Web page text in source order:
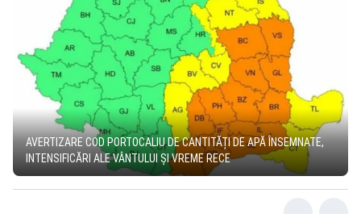
AVERTIZARE COD PORTOCALIU DE CANTITĂȚI DE APĂ ÎNSEMNATE,
INTENSIFICĂRI ALE VÂNTULUI ȘI VREME RECE